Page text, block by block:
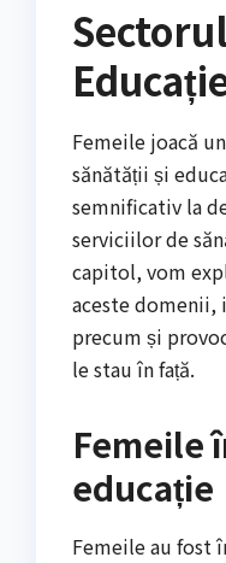
Femeile joacă
sănătății și
semnificativ la
serviciilor de
capitol, vom
aceste domenii,
precum și
le stau în față.
Femeile
educație
Femeile au fost